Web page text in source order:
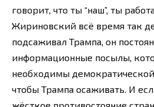
говорит, что ты “наш”, ты
Жириновский всё время так
подсаживал Трампа, он
информационные посылы,
необходимы
чтобы Трампа осаживать. И